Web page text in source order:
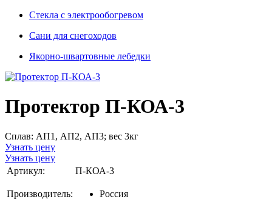
Стекла с электрообогревом
Сани для снегоходов
Якорно-швартовные лебедки
Протектор П-КОА-3
Сплав: АП1, АП2, АП3; вес 3кг
Узнать цену
Узнать цену
Артикул:
П-КОА-3
Производитель: Россия